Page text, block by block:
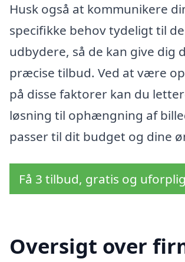
Husk også at kommunikere
specifikke behov tydeligt til
udbydere, så de kan give dig
præcise tilbud. Ved at være
på disse faktorer kan du
løsning til ophængning af
passer til dit budget og dine
Få 3 tilbud, gratis og
Oversigt over